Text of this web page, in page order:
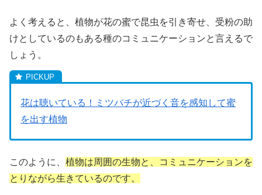
よく考えると、植物が花の蜜で昆虫を引き寄せ、受粉の助
けとしているのもある種のコミュニケーションと言えるで
しょう。
花は聴いている！ミツバチが近づく音を感知して蜜
を出す植物
このように、 植物は周囲の生物と、コミュニケーションを
とりながら生きているのです。